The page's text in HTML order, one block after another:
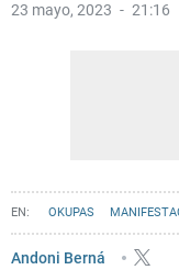
23 mayo, 2023 21:16
OKUPAS
Andoni Berná